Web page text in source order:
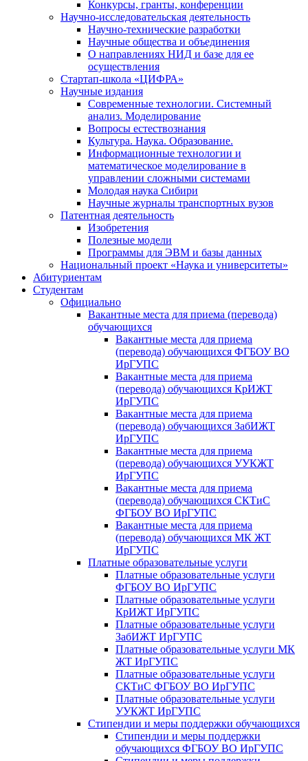
Конкурсы, гранты, конференции
Научно-исследовательская деятельность
Научно-технические разработки
Научные общества и объединения
О направлениях НИД и базе для ее
осуществления
Стартап-школа «ЦИФРА»
Научные издания
Современные технологии. Системный
анализ. Моделирование
Вопросы естествознания
Культура. Наука. Образование.
Информационные технологии и
математическое моделирование в
управлении сложными системами
Молодая наука Сибири
Научные журналы транспортных вузов
Патентная деятельность
Изобретения
Полезные модели
Программы для ЭВМ и базы данных
Национальный проект «Наука и университеты»
Абитуриентам
Студентам
Официально
Вакантные места для приема (перевода)
обучающихся
Вакантные места для приема
(перевода) обучающихся ФГБОУ ВО
ИрГУПС
Вакантные места для приема
(перевода) обучающихся КрИЖТ
ИрГУПС
Вакантные места для приема
(перевода) обучающихся ЗабИЖТ
ИрГУПС
Вакантные места для приема
(перевода) обучающихся УУКЖТ
ИрГУПС
Вакантные места для приема
(перевода) обучающихся СКТиС
ФГБОУ ВО ИрГУПС
Вакантные места для приема
(перевода) обучающихся МК ЖТ
ИрГУПС
Платные образовательные услуги
Платные образовательные услуги
ФГБОУ ВО ИрГУПС
Платные образовательные услуги
КрИЖТ ИрГУПС
Платные образовательные услуги
ЗабИЖТ ИрГУПС
Платные образовательные услуги МК
ЖТ ИрГУПС
Платные образовательные услуги
СКТиС ФГБОУ ВО ИрГУПС
Платные образовательные услуги
УУКЖТ ИрГУПС
Стипендии и меры поддержки обучающихся
Стипендии и меры поддержки
обучающихся ФГБОУ ВО ИрГУПС